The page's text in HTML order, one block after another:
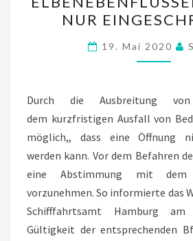
DEN
NUR
NUR
19. Mai 2020
Durch die Ausbreitung
dem kurzfristigen Ausfall von
möglich,, dass eine Öffnung
werden kann. Vor dem Befahren
eine Abstimmung mit dem
vorzunehmen. So informierte das
Schifffahrtsamt Hamburg am
Gültigkeit der entsprechenden